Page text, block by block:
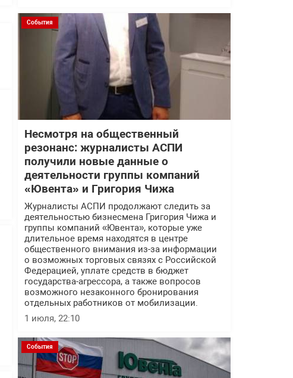
События
Несмотря на общественный
резонанс: журналисты АСПИ
получили новые данные о
деятельности группы компаний
«Ювента» и Григория Чижа
Журналисты АСПИ продолжают следить за
деятельностью бизнесмена Григория Чижа и
группы компаний «Ювента», которые уже
длительное время находятся в центре
общественного внимания из-за информации
о возможных торговых связях с Российской
Федерацией, уплате средств в бюджет
государства-агрессора, а также вопросов
возможного незаконного бронирования
отдельных работников от мобилизации.
1 июля, 22:10
События